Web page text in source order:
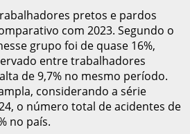
pretos e pardos
com 2023. Segundo o
grupo foi de quase 16%,
entre trabalhadores
de 9,7% no mesmo período.
considerando a série
o número total de acidentes de
no país.